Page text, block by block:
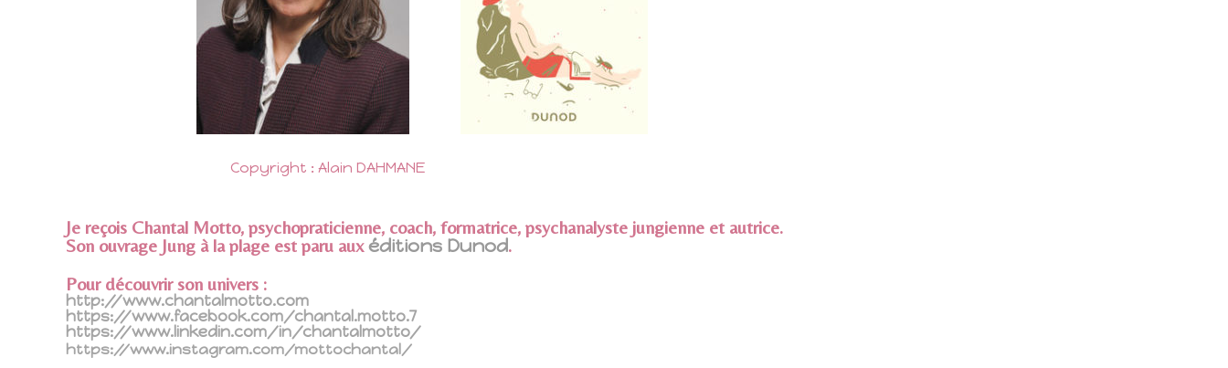
Copyright : Alain DAHMANE
Je reçois Chantal Motto, psychopraticienne, coach, formatrice, psychanalyste jungienne et autrice.
Son ouvrage Jung à la plage est paru auxéditions Dunod.
Pour découvrir son univers :
http://www.chantalmotto.com
https://www.facebook.com/chantal.motto.7
https://www.linkedin.com/in/chantalmotto/
https://www.instagram.com/mottochantal/